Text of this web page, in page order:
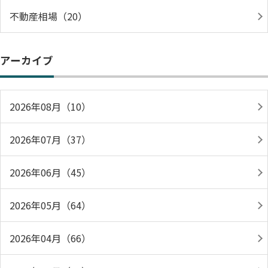
不動産相場（20）
アーカイブ
2026年08月（10）
2026年07月（37）
2026年06月（45）
2026年05月（64）
2026年04月（66）